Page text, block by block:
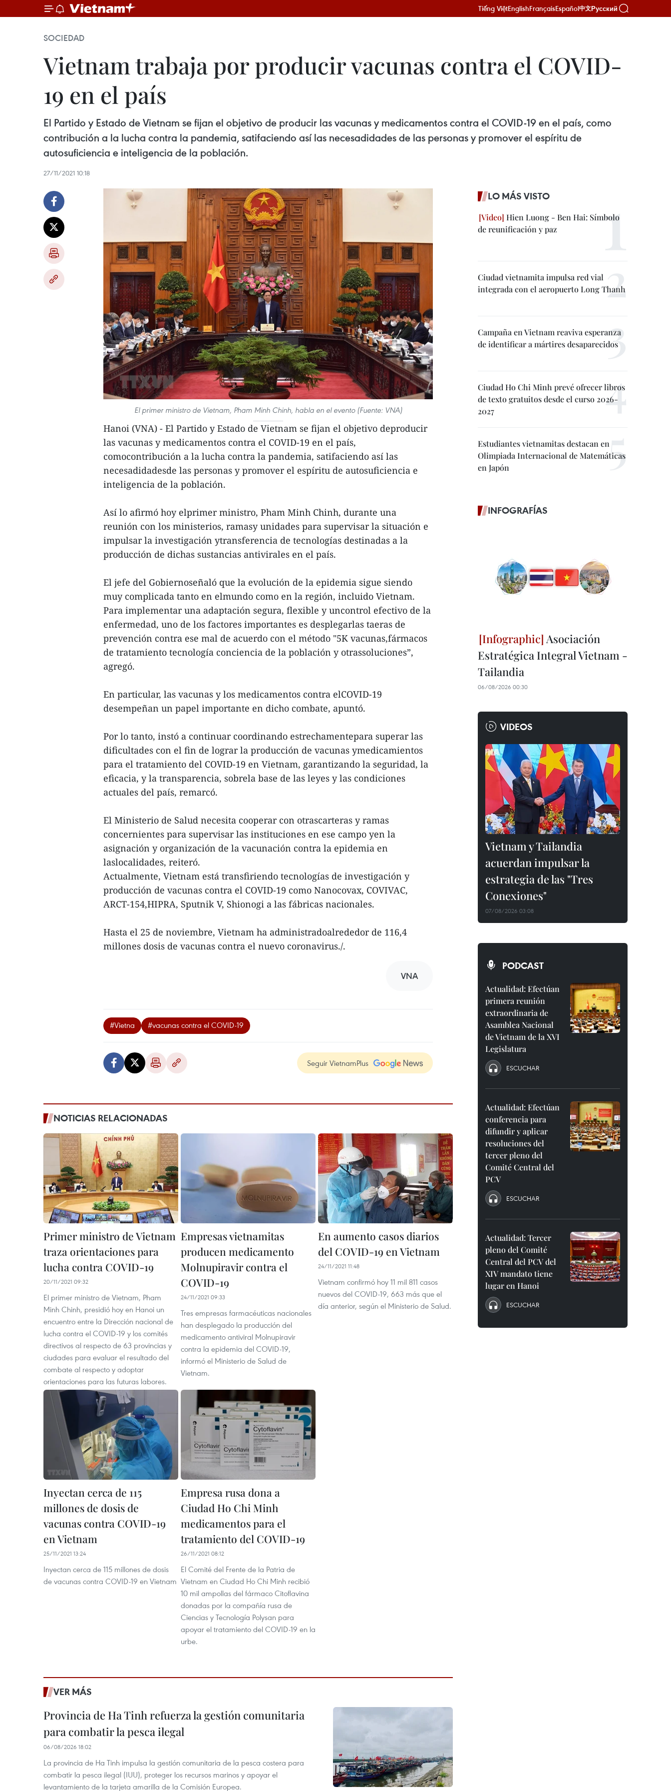
Tiếng ViệtEnglishFrançaisEspañol中文Русский
SOCIEDAD
Vietnam trabaja por producir vacunas contra el COVID-
19 en el país
El Partido y Estado de Vietnam se fijan el objetivo de producir las vacunas y medicamentos contra el COVID-19 en el país, como
contribución a la lucha contra la pandemia, satifaciendo así las necesadidades de las personas y promover el espíritu de
autosuficiencia e inteligencia de la población.
27/11/2021 10:18
El primer ministro de Vietnam, Pham Minh Chinh, habla en el evento (Fuente: VNA)
Hanoi (VNA) - El Partido y Estado de Vietnam se fijan el objetivo deproducir
las vacunas y medicamentos contra el COVID-19 en el país,
comocontribución a la lucha contra la pandemia, satifaciendo así las
necesadidadesde las personas y promover el espíritu de autosuficiencia e
inteligencia de la población.
Así lo afirmó hoy elprimer ministro, Pham Minh Chinh, durante una
reunión con los ministerios, ramasy unidades para supervisar la situación e
impulsar la investigación ytransferencia de tecnologías destinadas a la
producción de dichas sustancias antivirales en el país.
El jefe del Gobiernoseñaló que la evolución de la epidemia sigue siendo
muy complicada tanto en elmundo como en la región, incluido Vietnam.
Para implementar una adaptación segura, flexible y uncontrol efectivo de la
enfermedad, uno de los factores importantes es desplegarlas taeras de
prevención contra ese mal de acuerdo con el método "5K vacunas,fármacos
de tratamiento tecnología conciencia de la población y otrassoluciones”,
agregó.
En particular, las vacunas y los medicamentos contra elCOVID-19
desempeñan un papel importante en dicho combate, apuntó.
Por lo tanto, instó a continuar coordinando estrechamentepara superar las
dificultades con el fin de lograr la producción de vacunas ymedicamientos
para el tratamiento del COVID-19 en Vietnam, garantizando la seguridad, la
eficacia, y la transparencia, sobrela base de las leyes y las condiciones
actuales del país, remarcó.
El Ministerio de Salud necesita cooperar con otrascarteras y ramas
concernientes para supervisar las instituciones en ese campo yen la
asignación y organización de la vacunación contra la epidemia en
laslocalidades, reiteró.
Actualmente, Vietnam está transfiriendo tecnologías de investigación y
producción de vacunas contra el COVID-19 como Nanocovax, COVIVAC,
ARCT-154,HIPRA, Sputnik V, Shionogi a las fábricas nacionales.
Hasta el 25 de noviembre, Vietnam ha administradoalrededor de 116,4
millones dosis de vacunas contra el nuevo coronavirus./.
VNA
#Vietna #vacunas contra el COVID-19
Seguir VietnamPlus
NOTICIAS RELACIONADAS
Primer ministro de Vietnam
traza orientaciones para
lucha contra COVID-19
20/11/2021 09:32
El primer ministro de Vietnam, Pham
Minh Chinh, presidió hoy en Hanoi un
encuentro entre la Dirección nacional de
lucha contra el COVID-19 y los comités
directivos al respecto de 63 provincias y
ciudades para evaluar el resultado del
combate al respecto y adoptar
orientaciones para las futuras labores.
Empresas vietnamitas
producen medicamento
Molnupiravir contra el
COVID-19
24/11/2021 09:33
Tres empresas farmacéuticas nacionales
han desplegado la producción del
medicamento antiviral Molnupiravir
contra la epidemia del COVID-19,
informó el Ministerio de Salud de
Vietnam.
En aumento casos diarios
del COVID-19 en Vietnam
24/11/2021 11:48
Vietnam confirmó hoy 11 mil 811 casos
nuevos del COVID-19, 663 más que el
día anterior, según el Ministerio de Salud.
Inyectan cerca de 115
millones de dosis de
vacunas contra COVID-19
en Vietnam
25/11/2021 13:24
Inyectan cerca de 115 millones de dosis
de vacunas contra COVID-19 en Vietnam
Empresa rusa dona a
Ciudad Ho Chi Minh
medicamentos para el
tratamiento del COVID-19
26/11/2021 08:12
El Comité del Frente de la Patria de
Vietnam en Ciudad Ho Chi Minh recibió
10 mil ampollas del fármaco Citoflavina
donadas por la compañía rusa de
Ciencias y Tecnología Polysan para
apoyar el tratamiento del COVID-19 en la
urbe.
VER MÁS
Provincia de Ha Tinh refuerza la gestión comunitaria
para combatir la pesca ilegal
06/08/2026 18:02
La provincia de Ha Tinh impulsa la gestión comunitaria de la pesca costera para
combatir la pesca ilegal (IUU), proteger los recursos marinos y apoyar el
levantamiento de la tarjeta amarilla de la Comisión Europea.
LO MÁS VISTO
Hien Luong - Ben Hai: Símbolo
de reunificación y paz
Ciudad vietnamita impulsa red vial
integrada con el aeropuerto Long Thanh
Campaña en Vietnam reaviva esperanza
de identificar a mártires desaparecidos
Ciudad Ho Chi Minh prevé ofrecer libros
de texto gratuitos desde el curso 2026-
2027
Estudiantes vietnamitas destacan en
Olimpiada Internacional de Matemáticas
en Japón
INFOGRAFÍAS
Asociación
Estratégica Integral Vietnam -
Tailandia
06/08/2026 00:30
VIDEOS
Vietnam y Tailandia
acuerdan impulsar la
estrategia de las "Tres
Conexiones"
07/08/2026 03:08
PODCAST
Actualidad: Efectúan
primera reunión
extraordinaria de
Asamblea Nacional
de Vietnam de la XVI
Legislatura
ESCUCHAR
Actualidad: Efectúan
conferencia para
difundir y aplicar
resoluciones del
tercer pleno del
Comité Central del
PCV
ESCUCHAR
Actualidad: Tercer
pleno del Comité
Central del PCV del
XIV mandato tiene
lugar en Hanoi
ESCUCHAR